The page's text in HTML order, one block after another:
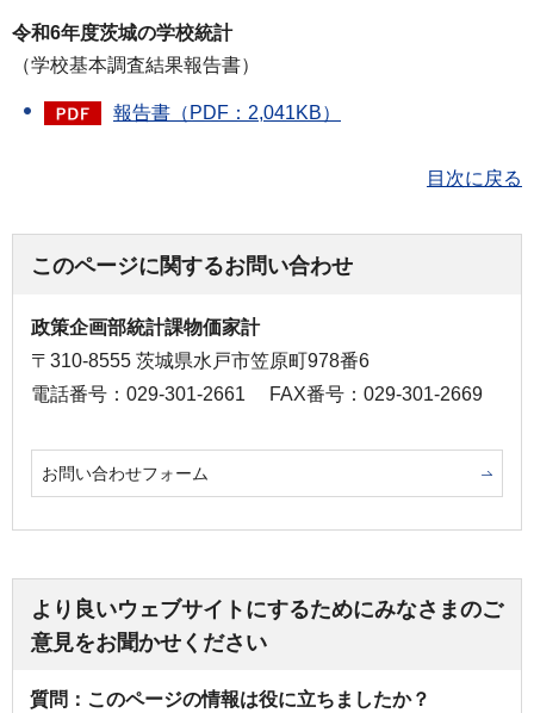
令和6年度茨城の学校統計
（学校基本調査結果報告書）
報告書（PDF：2,041KB）
目次に戻る
このページに関するお問い合わせ
政策企画部統計課物価家計
〒310-8555 茨城県水戸市笠原町978番6
電話番号：029-301-2661
FAX番号：029-301-2669
お問い合わせフォーム
より良いウェブサイトにするためにみなさまのご
意見をお聞かせください
質問：このページの情報は役に立ちましたか？